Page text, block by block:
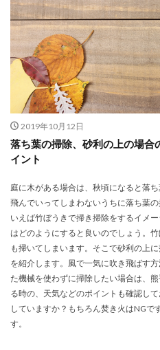
2019年10月12日
落ち葉の掃除、砂利の上の場合
イント
庭に木がある場合は、秋頃になると落
飛んでいってしまわないうちに落ち葉
いえば竹ぼうきで掃き掃除をするイメ
はどのようにすると良いのでしょう。
も掃いてしまいます。そこで砂利の上
を紹介します。風で一気に吹き飛ばす
た機械を使わずに掃除したい場合は、
る時の、天気などのポイントも確認し
していますか？もちろん焚き火はNGで
す。